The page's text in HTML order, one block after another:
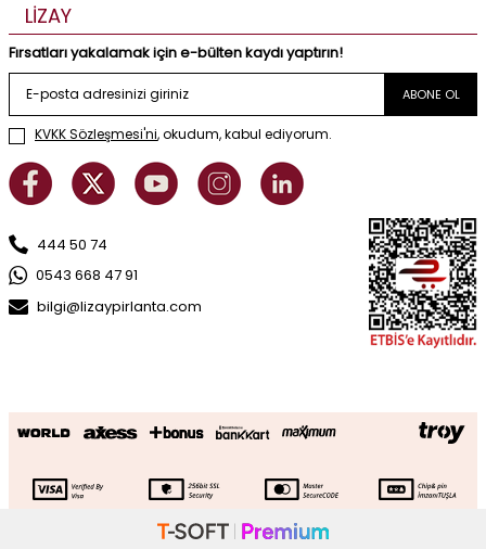
TL
LİZAY
Fırsatları yakalamak için e-bülten kaydı yaptırın!
ABONE OL
KVKK Sözleşmesi'ni, okudum, kabul ediyorum.
444 50 74
0543 668 47 91
bilgi@lizaypirlanta.com